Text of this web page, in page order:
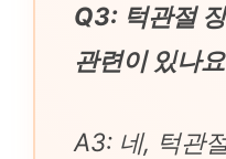
Q3: 턱관절
관련이 있나
A3: 네, 턱관